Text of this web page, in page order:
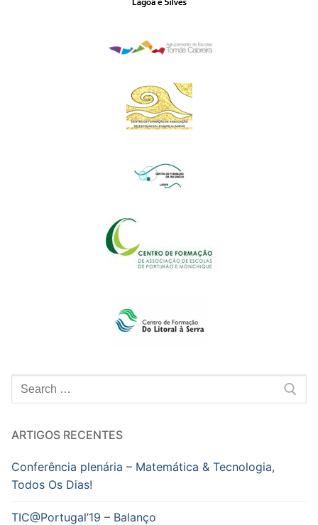
Pesquisar
por:
ARTIGOS RECENTES
Conferência plenária – Matemática & Tecnologia,
Todos Os Dias!
TIC@Portugal’19 – Balanço